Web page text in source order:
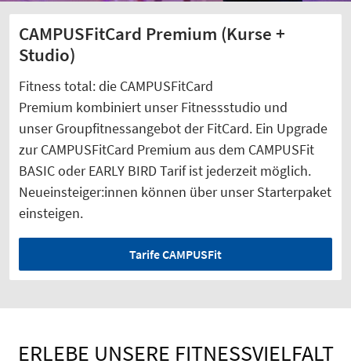
CAMPUSFitCard Premium (Kurse +
Studio)
Fitness total: die CAMPUSFitCard
Premium kombiniert unser Fitnessstudio und
unser Groupfitnessangebot der FitCard. Ein Upgrade
zur CAMPUSFitCard Premium aus dem CAMPUSFit
BASIC oder EARLY BIRD Tarif ist jederzeit möglich.
Neueinsteiger:innen können über unser Starterpaket
einsteigen.
Tarife CAMPUSFit
ERLEBE UNSERE FITNESSVIELFALT